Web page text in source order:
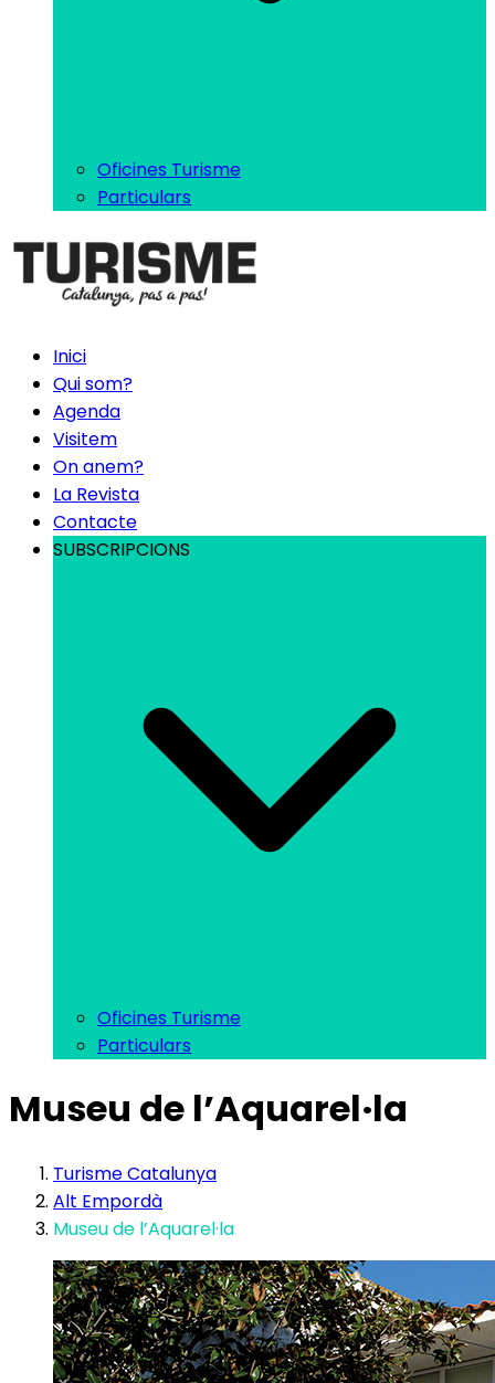
Oficines Turisme
Particulars
Inici
Qui som?
Agenda
Visitem
On anem?
La Revista
Contacte
SUBSCRIPCIONS
Oficines Turisme
Particulars
Museu de l’Aquarel·la
Turisme Catalunya
Alt Empordà
Museu de l’Aquarel·la